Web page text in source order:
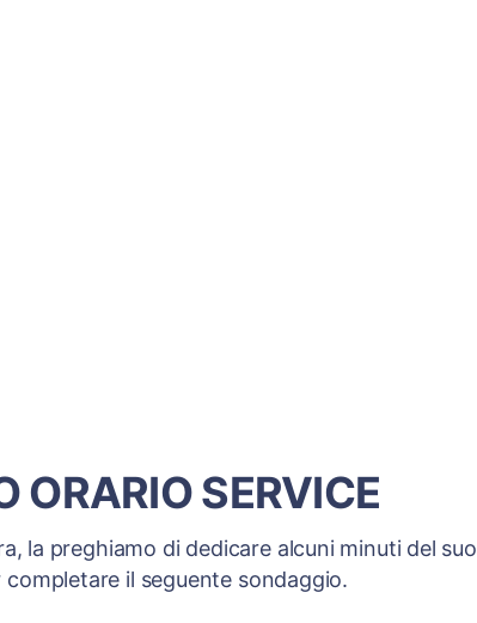
ORARIO SERVICE
la preghiamo di dedicare alcuni minuti del suo
il seguente sondaggio.